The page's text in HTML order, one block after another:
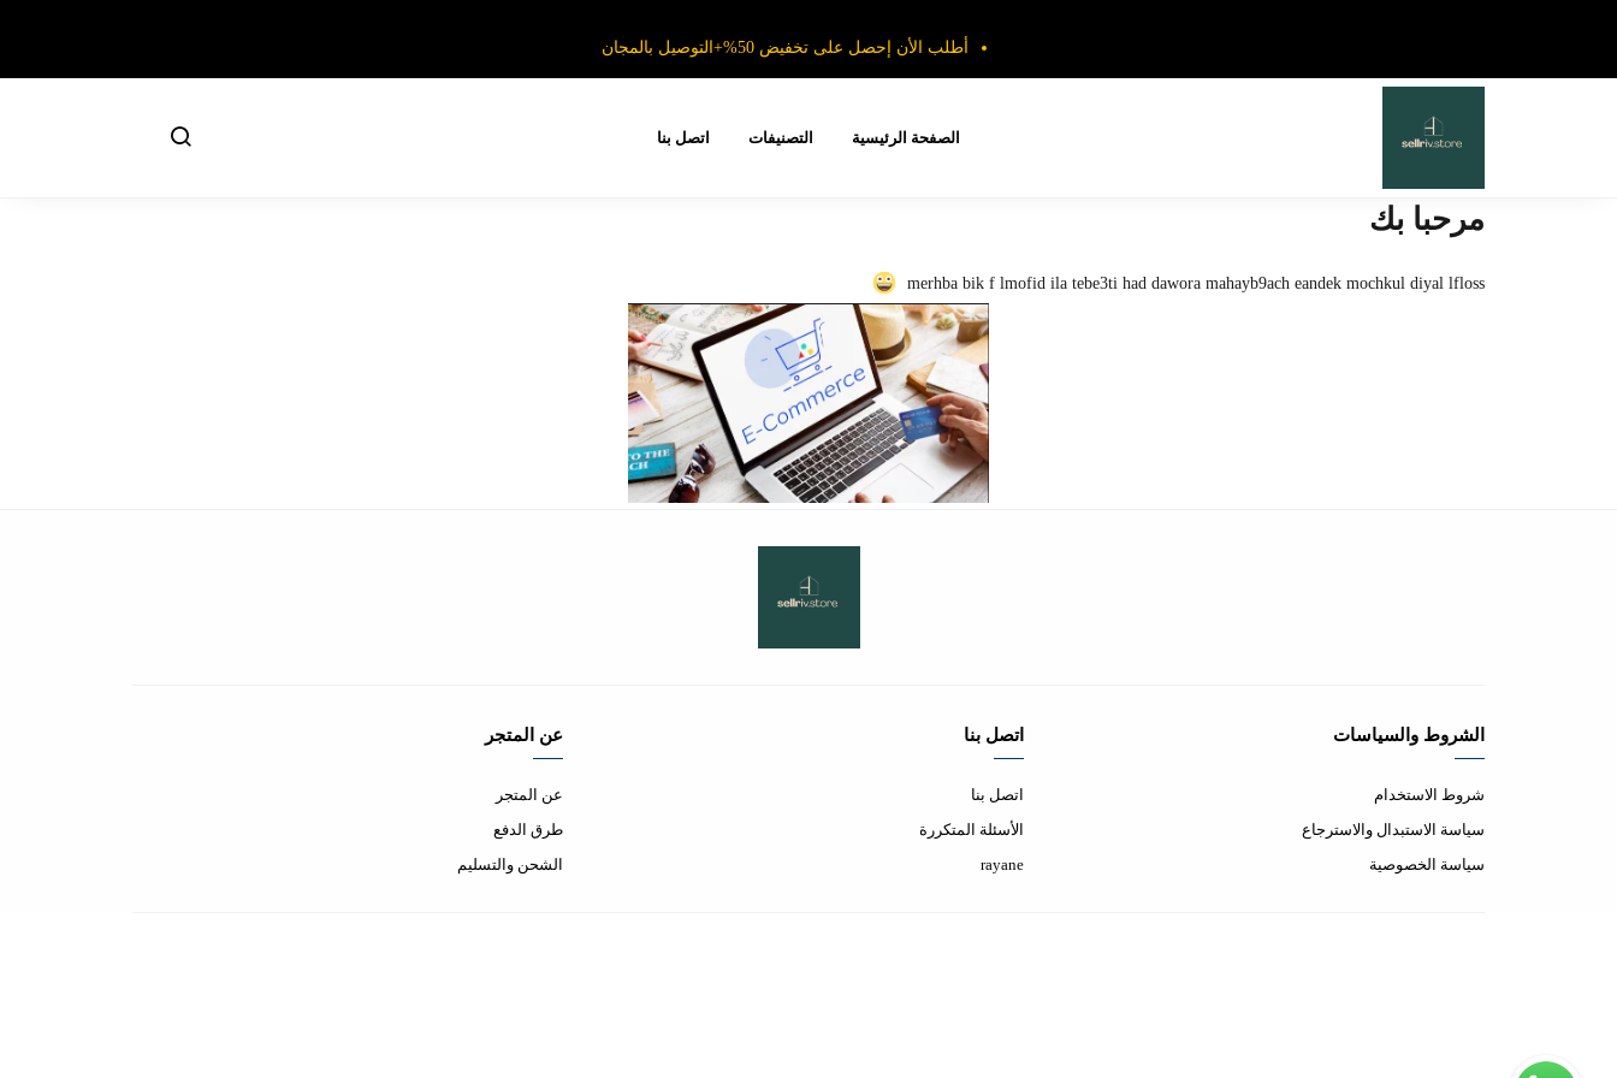
أطلب الأن إحصل على تخفيض 50%+التوصيل بالمجان
الصفحة الرئيسية التصنيفات اتصل بنا
مرحبا بك
merhba bik f lmofid ila tebe3ti had dawora mahayb9ach eandek mochkul diyal lfloss
الشروط والسياسات
شروط الاستخدام
سياسة الاستبدال والاسترجاع
سياسة الخصوصية
اتصل بنا
اتصل بنا
الأسئلة المتكررة
rayane
عن المتجر
عن المتجر
طرق الدفع
الشحن والتسليم